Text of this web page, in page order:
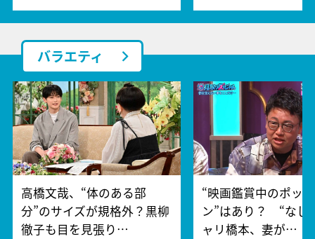
バラエティ
高橋文哉、“体のある部
分”のサイズが規格外？黒柳
徹子も目を見張り…
“映画鑑賞中のポッ
ン”はあり？ “なし
ャリ橋本、妻が…